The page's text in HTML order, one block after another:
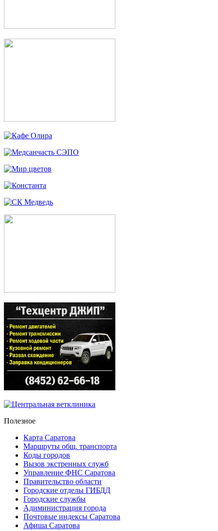
Полезное
Карта Саратова
Маршруты общ. транспорта
Коды городов
Вызов экстренных служб
Управление ФНС Саратова
Правительство области
Городские отделы ГИБДД
Городские службы
Адиминистрация города
Почтовые индексы Саратова
Афиша Саратова